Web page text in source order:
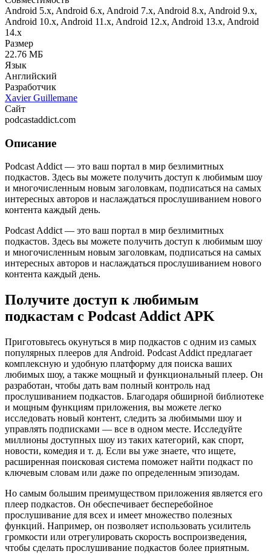
Android 5.x, Android 6.x, Android 7.x, Android 8.x, Android 9.x,
Android 10.x, Android 11.x, Android 12.x, Android 13.x, Android
14.x
Размер
22.76 МБ
Язык
Английский
Разработчик
Xavier Guillemane
Сайт
podcastaddict.com
Описание
Podcast Addict — это ваш портал в мир безлимитных
подкастов. Здесь вы можете получить доступ к любимым шоу
и многочисленным новым заголовкам, подписаться на самых
интересных авторов и наслаждаться прослушиванием нового
контента каждый день.
Podcast Addict — это ваш портал в мир безлимитных
подкастов. Здесь вы можете получить доступ к любимым шоу
и многочисленным новым заголовкам, подписаться на самых
интересных авторов и наслаждаться прослушиванием нового
контента каждый день.
Получите доступ к любимым
подкастам с Podcast Addict APK
Приготовьтесь окунуться в мир подкастов с одним из самых
популярных плееров для Android. Podcast Addict предлагает
комплексную и удобную платформу для поиска ваших
любимых шоу, а также мощный и функциональный плеер. Он
разработан, чтобы дать вам полный контроль над
прослушиванием подкастов. Благодаря обширной библиотеке
и мощным функциям приложения, вы можете легко
исследовать новый контент, следить за любимыми шоу и
управлять подписками — все в одном месте. Исследуйте
миллионы доступных шоу из таких категорий, как спорт,
новости, комедия и т. д. Если вы уже знаете, что ищете,
расширенная поисковая система поможет найти подкаст по
ключевым словам или даже по определенным эпизодам.
Но самым большим преимуществом приложения является его
плеер подкастов. Он обеспечивает бесперебойное
прослушивание для всех и имеет множество полезных
функций. Например, он позволяет использовать усилитель
громкости или отрегулировать скорость воспроизведения,
чтобы сделать прослушивание подкастов более приятным.